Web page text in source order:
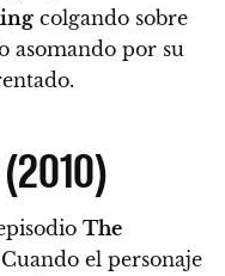
colgando sobre
asomando por su
The
Cuando el personaje